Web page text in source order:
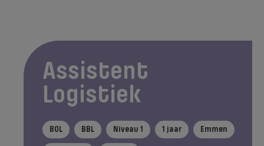
Assistent
Logistiek
BOL BBL Niveau 1 1 jaar Emmen